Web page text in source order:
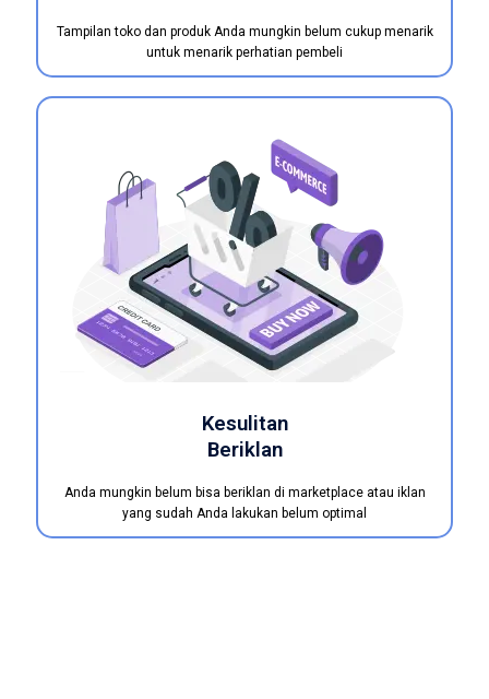
Tampilan toko dan produk Anda mungkin belum cukup menarik
untuk menarik perhatian pembeli
Kesulitan
Beriklan
Anda mungkin belum bisa beriklan di marketplace atau iklan
yang sudah Anda lakukan belum optimal